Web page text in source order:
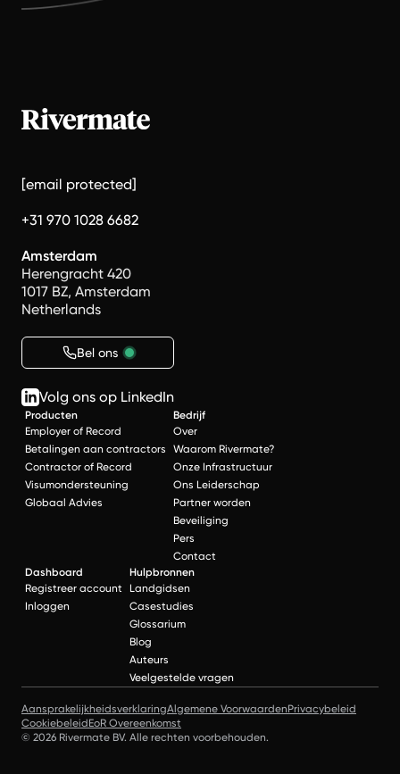
[email protected]
+31 970 1028 6682
Amsterdam
Herengracht 420
1017 BZ, Amsterdam
Netherlands
Bel ons
Volg ons op LinkedIn
Producten
Employer of Record
Betalingen aan contractors
Contractor of Record
Visumondersteuning
Globaal Advies
Bedrijf
Over
Waarom Rivermate?
Onze Infrastructuur
Ons Leiderschap
Partner worden
Beveiliging
Pers
Contact
Dashboard
Registreer account
Inloggen
Hulpbronnen
Landgidsen
Casestudies
Glossarium
Blog
Auteurs
Veelgestelde vragen
AansprakelijkheidsverklaringAlgemene VoorwaardenPrivacybeleid
CookiebeleidEoR Overeenkomst
© 2026 Rivermate BV. Alle rechten voorbehouden.